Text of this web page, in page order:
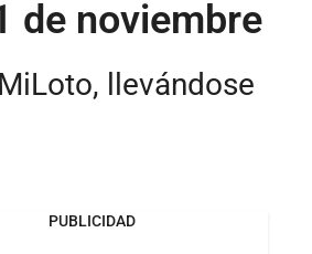
de noviembre
llevándose
PUBLICIDAD